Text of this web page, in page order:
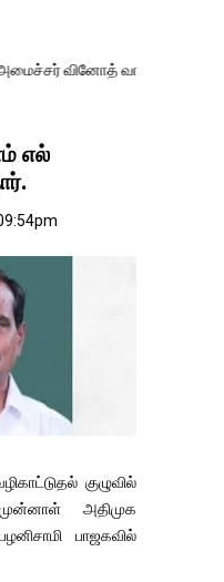
வருகிறார். �.
எல்
குழுவில்
அதிமுக
பாஜகவில்